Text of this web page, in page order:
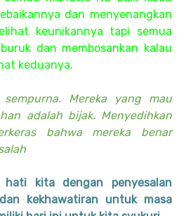
dan menyenangkan
keunikannya tapi semua
dan membosankan kalau
keduanya.
Mereka yang mau
adalah bijak. Menyedihkan
bahwa mereka benar
kita dengan penyesalan
kekhawatiran untuk masa